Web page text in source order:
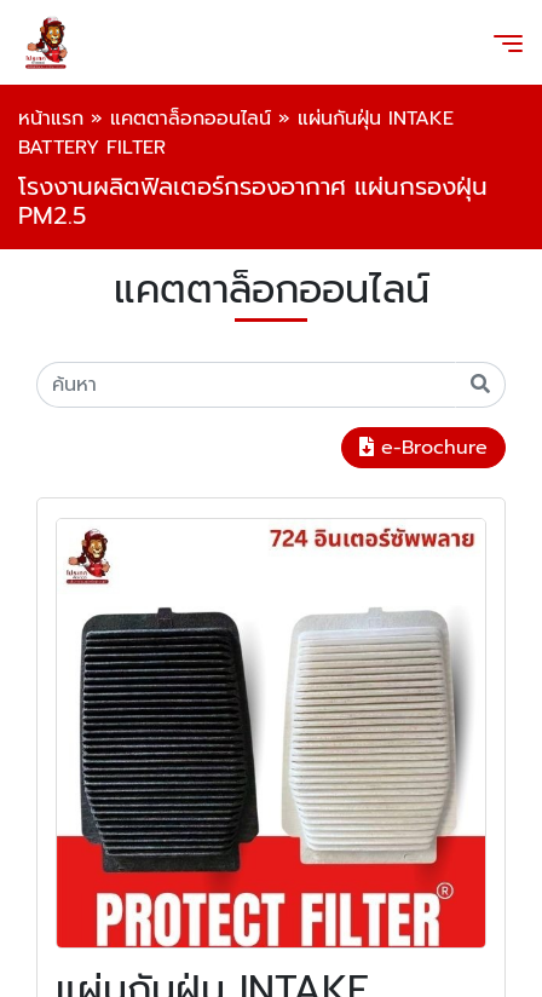
หน้าแรก » แคตตาล็อกออนไลน์ » แผ่นกันฝุ่น INTAKE
BATTERY FILTER
โรงงานผลิตฟิลเตอร์กรองอากาศ แผ่นกรองฝุ่น
PM2.5
แคตตาล็อกออนไลน์
e-Brochure